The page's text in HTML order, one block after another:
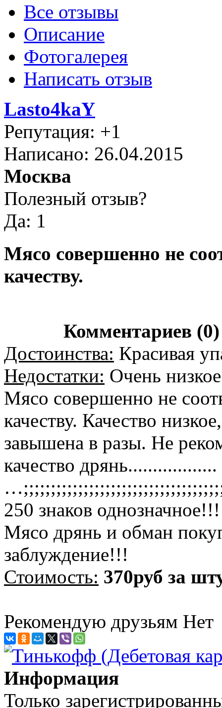
Все отзывы
Описание
Фотогалерея
Написать отзыв
Lasto4kaY
Репутация: +1
Написано: 26.04.2015
Москва
Полезный отзыв?
Да: 1
Мясо совершенно не
качеству.
Комментариев (0)
Достоинства: Красивая
Недостатки: Очень
Мясо совершенно не
качеству. Качество
завышена в разы. Не
качество дрянь..................
250 знаков
Мясо дрянь и обман
заблуждение!!!
Стоимость: 370руб за
Рекомендую друзьям Нет
Информация
Только